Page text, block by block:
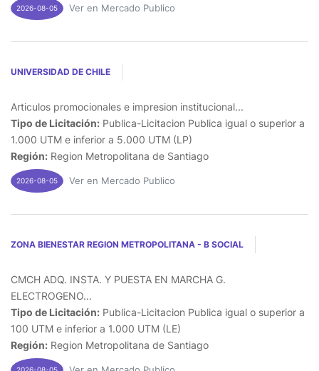
2026-08-05 Ver en Mercado Publico
UNIVERSIDAD DE CHILE
Articulos promocionales e impresion institucional...
Tipo de Licitación: Publica-Licitacion Publica igual o superior a
1.000 UTM e inferior a 5.000 UTM (LP)
Región: Region Metropolitana de Santiago
2026-08-05 Ver en Mercado Publico
ZONA BIENESTAR REGION METROPOLITANA - B SOCIAL
CMCH ADQ. INSTA. Y PUESTA EN MARCHA G.
ELECTROGENO...
Tipo de Licitación: Publica-Licitacion Publica igual o superior a
100 UTM e inferior a 1.000 UTM (LE)
Región: Region Metropolitana de Santiago